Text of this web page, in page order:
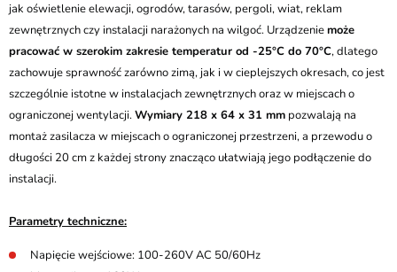
jak oświetlenie elewacji, ogrodów, tarasów, pergoli, wiat, reklam
zewnętrznych czy instalacji narażonych na wilgoć. Urządzeniemoże
pracować w szerokim zakresie temperatur od -25°C do 70°C, dlatego
zachowuje sprawność zarówno zimą, jak i w cieplejszych okresach, co jest
szczególnie istotne w instalacjach zewnętrznych oraz w miejscach o
ograniczonej wentylacji.Wymiary 218 x 64 x 31 mm pozwalają na
montaż zasilacza w miejscach o ograniczonej przestrzeni, a przewodu o
długości 20 cm z każdej strony znacząco ułatwiają jego podłączenie do
instalacji.
Parametry techniczne:
Napięcie wejściowe: 100-260V AC 50/60Hz